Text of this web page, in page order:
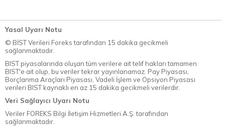
Yasal Uyarı Notu
© BİST Verileri Foreks tarafından 15 dakika gecikmeli
sağlanmaktadır.
BIST piyasalarında oluşan tüm verilere ait telif hakları tamamen
BIST'e ait olup, bu veriler tekrar yayınlanamaz. Pay Piyasası,
Borçlanma Araçları Piyasası, Vadeli İşlem ve Opsiyon Piyasası
verileri BIST kaynaklı en az 15 dakika gecikmeli verilerdir.
Veri Sağlayıcı Uyarı Notu
Veriler FOREKS Bilgi İletişim Hizmetleri A.Ş. tarafından
sağlanmaktadır.